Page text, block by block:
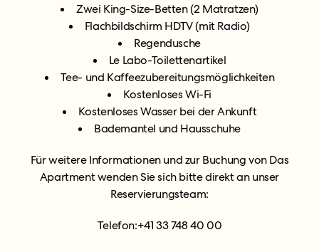
Zwei King-Size-Betten (2 Matratzen)
Flachbildschirm HDTV (mit Radio)
Regendusche
Le Labo-Toilettenartikel
Tee- und Kaffeezubereitungsmöglichkeiten
Kostenloses Wi-Fi
Kostenloses Wasser bei der Ankunft
Bademantel und Hausschuhe
Für weitere Informationen und zur Buchung von Das
Apartment wenden Sie sich bitte direkt an unser
Reservierungsteam:
Telefon:+41 33 748 40 00